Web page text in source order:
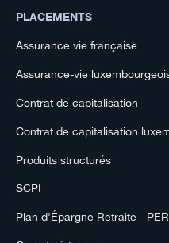
PLACEMENTS
Assurance vie française
Assurance-vie
Contrat de capitalisation
Contrat de capitalisation
Produits structurés
SCPI
Plan d'Épargne Retraite - PER